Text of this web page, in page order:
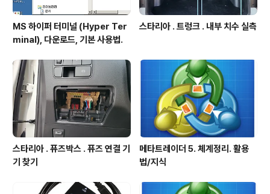
MS 하이퍼 터미널 (Hyper Ter
minal), 다운로드, 기본 사용법.
스타리아 . 트렁크 . 내부 치수 실측
스타리아 . 퓨즈박스 . 퓨즈 연결 기
기 찾기
메타트레이더 5. 체계정리. 활용
법/지식